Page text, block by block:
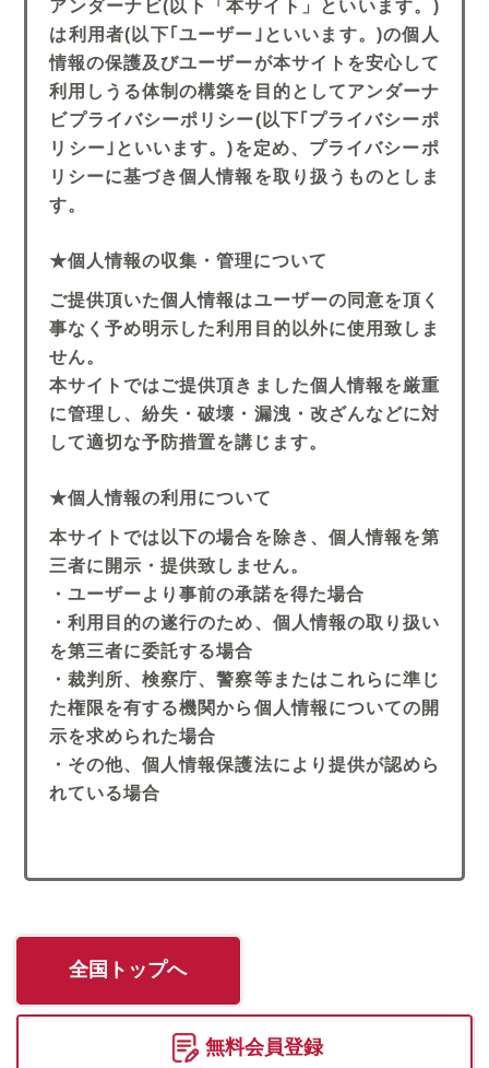
アンダーナビ(以下「本サイト」といいます。)
は利用者(以下｢ユーザー｣といいます。)の個人
情報の保護及びユーザーが本サイトを安心して
利用しうる体制の構築を目的としてアンダーナ
ビプライバシーポリシー(以下｢プライバシーポ
リシー｣といいます。)を定め、プライバシーポ
リシーに基づき個人情報を取り扱うものとしま
す。
★個人情報の収集・管理について
ご提供頂いた個人情報はユーザーの同意を頂く
事なく予め明示した利用目的以外に使用致しま
せん。
本サイトではご提供頂きました個人情報を厳重
に管理し、紛失・破壊・漏洩・改ざんなどに対
して適切な予防措置を講じます。
★個人情報の利用について
本サイトでは以下の場合を除き、個人情報を第
三者に開示・提供致しません。
・ユーザーより事前の承諾を得た場合
・利用目的の遂行のため、個人情報の取り扱い
を第三者に委託する場合
・裁判所、検察庁、警察等またはこれらに準じ
た権限を有する機関から個人情報についての開
示を求められた場合
・その他、個人情報保護法により提供が認めら
れている場合
全国トップへ
無料会員登録